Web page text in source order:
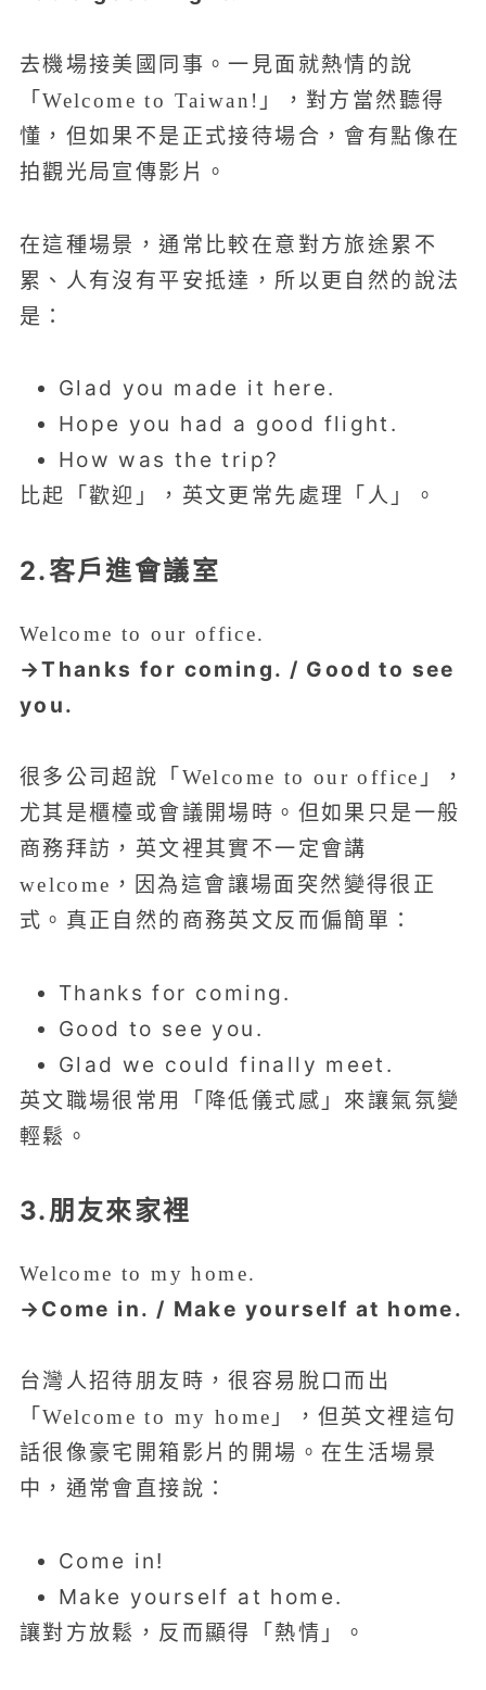
去機場接美國同事。一見面就熱情的說
「Welcome to Taiwan!」，對方當然聽得
懂，但如果不是正式接待場合，會有點像在
拍觀光局宣傳影片。
在這種場景，通常比較在意對方旅途累不
累、人有沒有平安抵達，所以更自然的說法
是：
Glad you made it here.
Hope you had a good flight.
How was the trip?
比起「歡迎」，英文更常先處理「人」。
2.客戶進會議室
Welcome to our office.
→Thanks for coming. / Good to see
you.
很多公司超說「Welcome to our office」，
尤其是櫃檯或會議開場時。但如果只是一般
商務拜訪，英文裡其實不一定會講
welcome，因為這會讓場面突然變得很正
式。真正自然的商務英文反而偏簡單：
Thanks for coming.
Good to see you.
Glad we could finally meet.
英文職場很常用「降低儀式感」來讓氣氛變
輕鬆。
3.朋友來家裡
Welcome to my home.
→Come in. / Make yourself at home.
台灣人招待朋友時，很容易脫口而出
「Welcome to my home」，但英文裡這句
話很像豪宅開箱影片的開場。在生活場景
中，通常會直接說：
Come in!
Make yourself at home.
讓對方放鬆，反而顯得「熱情」。